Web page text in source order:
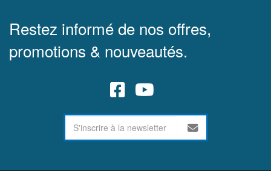
Restez informé de nos offres,
promotions & nouveautés.